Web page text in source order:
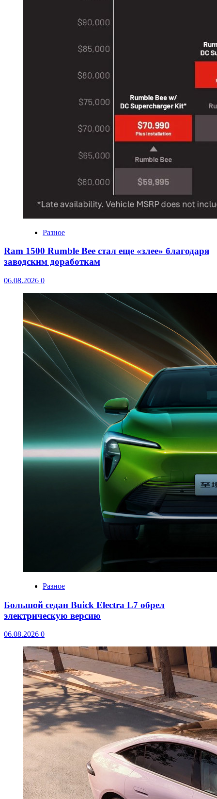
Разное
Ram 1500 Rumble Bee стал еще «злее» благодаря
заводским доработкам
06.08.2026 0
Разное
Большой седан Buick Electra L7 обрел
электрическую версию
06.08.2026 0